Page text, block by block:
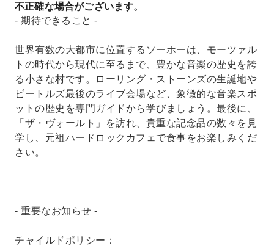
不正確な場合がございます。
- 期待できること -
世界有数の大都市に位置するソーホーは、モーツァル
トの時代から現代に至るまで、豊かな音楽の歴史を誇
る小さな村です。ローリング・ストーンズの生誕地や
ビートルズ最後のライブ会場など、象徴的な音楽スポ
ットの歴史を専門ガイドから学びましょう。最後に、
「ザ・ヴォールト」を訪れ、貴重な記念品の数々を見
学し、元祖ハードロックカフェで食事をお楽しみくだ
さい。
- 重要なお知らせ -
チャイルドポリシー：